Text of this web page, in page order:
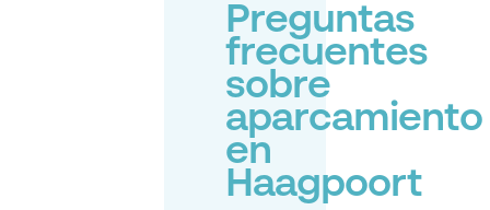
Preguntas
frecuentes
sobre
aparcamiento
en
Haagpoort